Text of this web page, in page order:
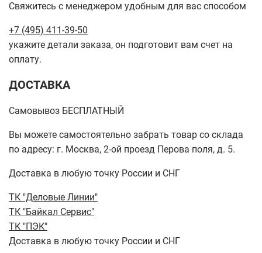
Свяжитесь с менеджером удобным для вас способом
+7 (495) 411-39-50
укажите детали заказа, он подготовит вам счет на
оплату.
ДОСТАВКА
Самовывоз БЕСПЛАТНЫЙ
Вы можете самостоятельно забрать товар со склада
по адресу: г. Москва, 2-ой проезд Перова поля, д. 5.
Доставка в любую точку России и СНГ
ТК "Деловые Линии"
ТК "Байкал Сервис"
ТК "ПЭК"
Доставка в любую точку России и СНГ